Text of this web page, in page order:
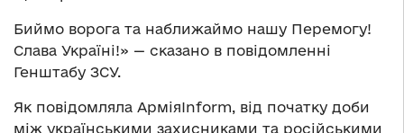
Биймо ворога та наближаймо нашу Перемогу!
Слава Україні!» — сказано в повідомленні
Генштабу ЗСУ.
Як повідомляла АрміяInform, від початку доби
між українськими захисниками та російськими